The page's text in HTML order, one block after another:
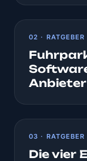
02 · RATGEBER
03 · RATGEBER
Die vier